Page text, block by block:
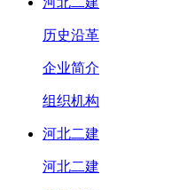
历史沿革
企业简介
组织机构
河北二建
河北二建